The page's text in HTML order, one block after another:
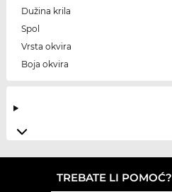
Dužina krila
Spol
Vrsta okvira
Boja okvira
TREBATE LI POMOĆ?